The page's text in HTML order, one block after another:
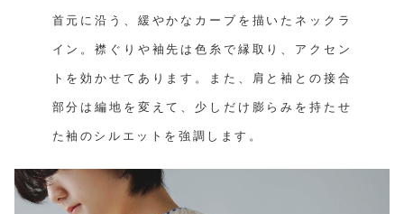
首元に沿う、緩やかなカーブを描いたネックラ
イン。襟ぐりや袖先は色糸で縁取り、アクセン
トを効かせてあります。また、肩と袖との接合
部分は編地を変えて、少しだけ膨らみを持たせ
た袖のシルエットを強調します。